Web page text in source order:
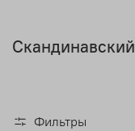
Скандинавский
Фильтры